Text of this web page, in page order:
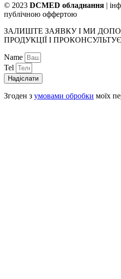
© 2023 DCMED обладнання |
публічною оффертою
ЗАЛИШТЕ ЗАЯВКУ І МИ
ПРОДУКЦІЇ І
Name
Tel
Надіслати
Згоден з умовами обробки моїх